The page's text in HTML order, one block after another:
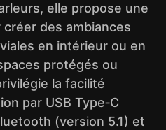
elle propose une
des ambiances
en intérieur ou en
protégés ou
la facilité
par USB Type‑C
(version 5.1) et